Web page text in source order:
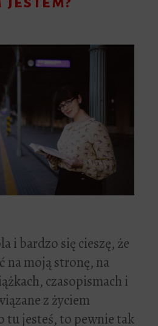
i bardzo się cieszę, że
na moją stronę, na
czasopismach i
z życiem
tu jesteś, to pewnie tak